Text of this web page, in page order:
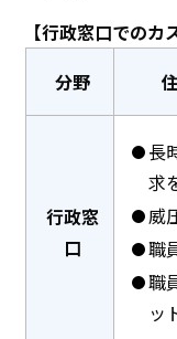
【行政窓口での
分野
行政窓
口
長
求
威
職
職
ッ